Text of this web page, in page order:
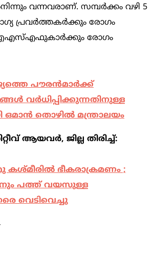
വന്നവരാണ്. സമ്പർക്കം വഴി 5
പ്രവർത്തകർക്കും രോഗം
രോഗം
പൗരൻമാർക്ക്
വർധിപ്പിക്കുന്നതിനുള്ള
ഒമാൻ തൊഴിൽ മന്ത്രാലയം
ആയവർ, ജില്ല തിരിച്ച്:
കശ്മീരില്‍ ഭീകരാക്രമണം ;
പത്ത് വയസുള്ള
വെടിവെച്ചു